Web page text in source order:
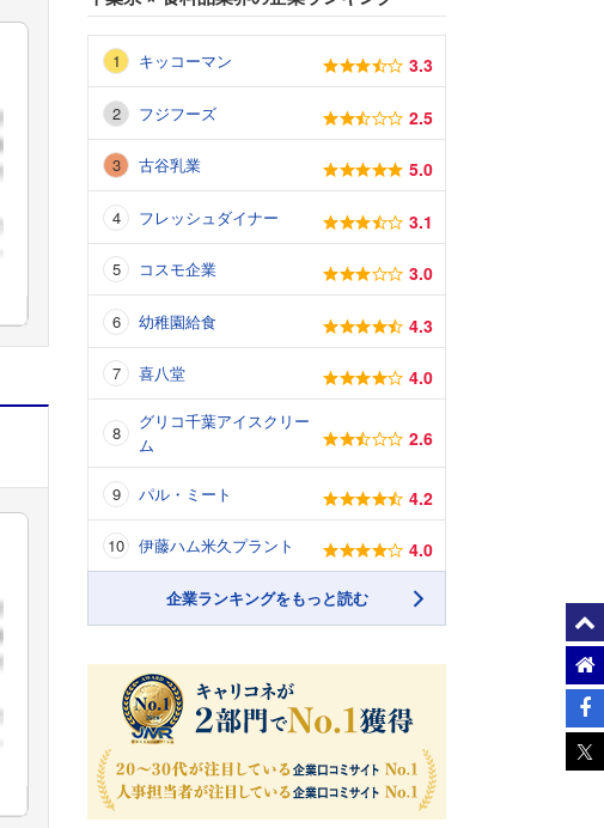
キッコーマン 3.3
フジフーズ 2.5
古谷乳業 5.0
フレッシュダイナー 3.1
コスモ企業 3.0
幼稚園給食 4.3
喜八堂 4.0
グリコ千葉アイスクリー
ム
2.6
パル・ミート 4.2
伊藤ハム米久プラント 4.0
企業ランキングをもっと読む